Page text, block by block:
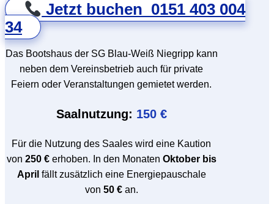
Jetzt buchen 0151 403 004
34
Das Bootshaus der SG Blau-Weiß Niegripp kann
neben dem Vereinsbetrieb auch für private
Feiern oder Veranstaltungen gemietet werden.
Saalnutzung: 150 €
Für die Nutzung des Saales wird eine Kaution
von 250 €erhoben. In den Monaten Oktober bis
April fällt zusätzlich eine Energiepauschale
von 50 €an.